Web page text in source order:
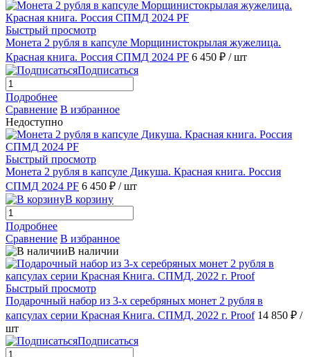
Быстрый просмотр
Монета 2 рубля в капсуле Морщинистокрылая жужелица.
Красная книга. Россия СПМД 2024 PF 6 450 ₽ / шт
Подписаться
Подробнее
Сравнение В избранное
Недоступно
Быстрый просмотр
Монета 2 рубля в капсуле Дикуша. Красная книга. Россия
СПМД 2024 PF 6 450 ₽ / шт
В корзину
Подробнее
Сравнение В избранное
В наличии
Быстрый просмотр
Подарочный набор из 3-х серебряных монет 2 рубля в
капсулах серии Красная Книга. СПМД, 2022 г. Proof 14 850 ₽ /
шт
Подписаться